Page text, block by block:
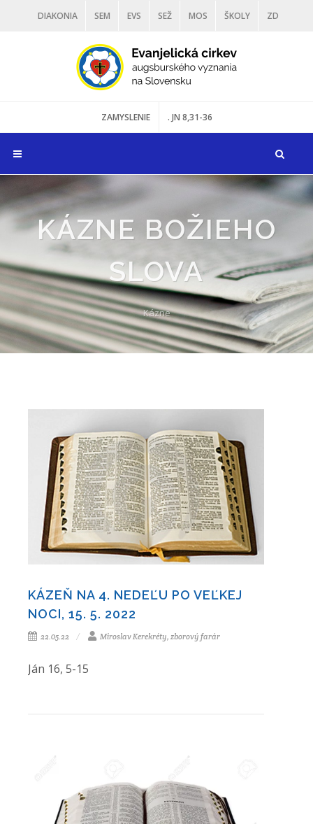
DIAKONIA SEM EVS SEŽ MOS ŠKOLY ZD
VD DARUJ
ZAMYSLENIE . JN 8,31-36
KÁZNE BOŽIEHO
SLOVA
Kázne
KÁZEŇ NA 4. NEDEĽU PO VEĽKEJ
NOCI, 15. 5. 2022
22.05.22 Miroslav Kerekréty, zborový farár
Ján 16, 5-15